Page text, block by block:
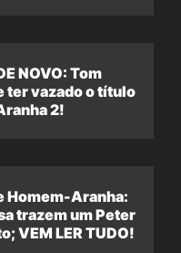
NOVO: Tom
ter vazado o título
2!
Homem-Aranha:
trazem um Peter
VEM LER TUDO!